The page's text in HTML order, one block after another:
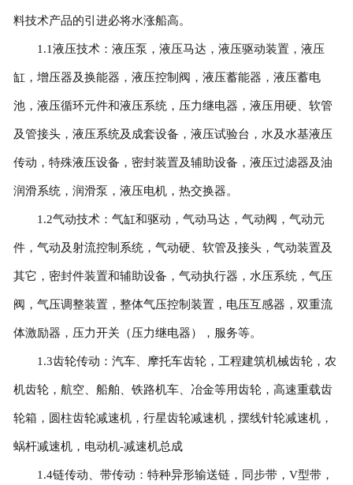
料技术产品的引进必将水涨船高。
1.1液压技术：液压泵，液压马达，液压驱动装置，液压
缸，增压器及换能器，液压控制阀，液压蓄能器，液压蓄电
池，液压循环元件和液压系统，压力继电器，液压用硬、软管
及管接头，液压系统及成套设备，液压试验台，水及水基液压
传动，特殊液压设备，密封装置及辅助设备，液压过滤器及油
润滑系统，润滑泵，液压电机，热交换器。
1.2气动技术：气缸和驱动，气动马达，气动阀，气动元
件，气动及射流控制系统，气动硬、软管及接头，气动装置及
其它，密封件装置和辅助设备，气动执行器，水压系统，气压
阀，气压调整装置，整体气压控制装置，电压互感器，双重流
体激励器，压力开关（压力继电器），服务等。
1.3齿轮传动：汽车、摩托车齿轮，工程建筑机械齿轮，农
机齿轮，航空、船舶、铁路机车、冶金等用齿轮，高速重载齿
轮箱，圆柱齿轮减速机，行星齿轮减速机，摆线针轮减速机，
蜗杆减速机，电动机-减速机总成
1.4链传动、带传动：特种异形输送链，同步带，V型带，